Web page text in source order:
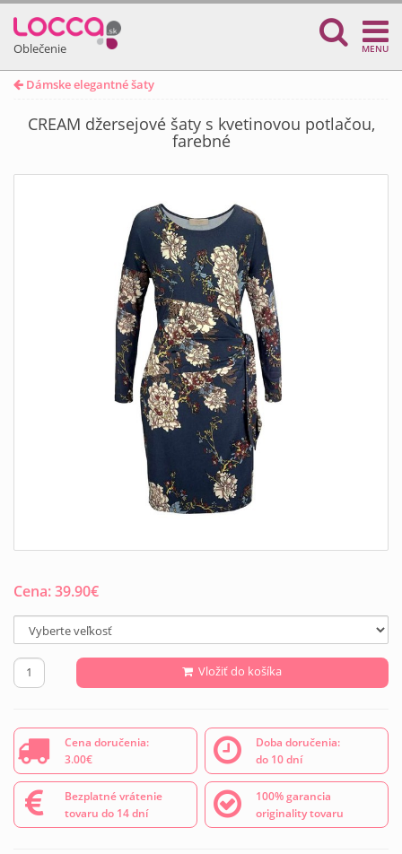
Oblečenie MENU
Dámske elegantné šaty
CREAM džersejové šaty s kvetinovou potlačou,
farebné
Cena:39.90€
Vložiť do košíka
Cena doručenia:
3.00€
Doba doručenia:
do 10 dní
Bezplatné vrátenie
tovaru do 14 dní
100% garancia
originality tovaru